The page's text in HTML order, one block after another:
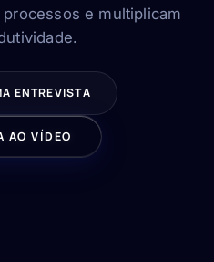
e multiplicam
ENTREVISTA
AO VÍDEO